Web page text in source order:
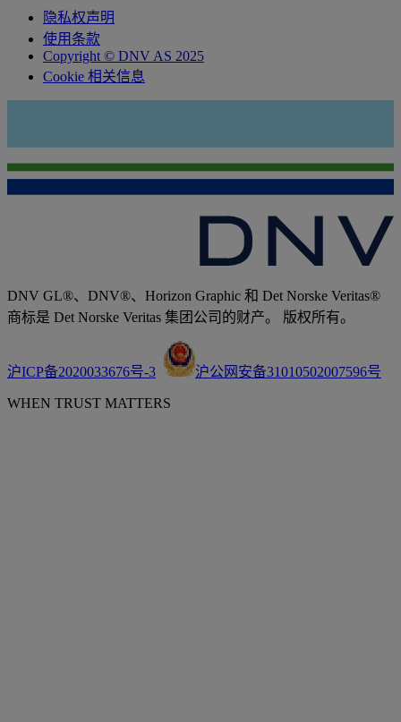
隐私权声明
使用条款
Copyright © DNV AS 2025
Cookie 相关信息
DNV GL®、DNV®、Horizon Graphic 和 Det Norske Veritas®
商标是 Det Norske Veritas 集团公司的财产。 版权所有。
沪ICP备2020033676号-3 沪公网安备31010502007596号
WHEN TRUST MATTERS